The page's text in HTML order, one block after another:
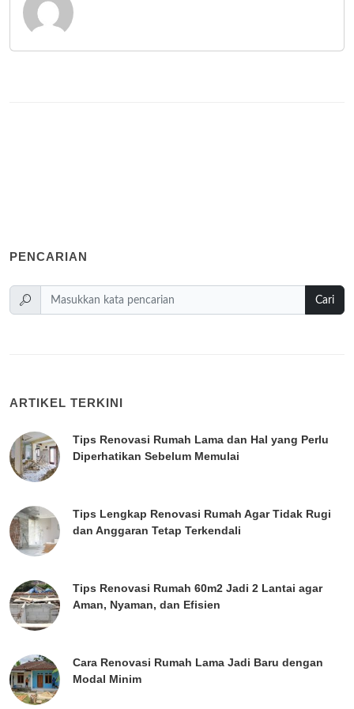
PENCARIAN
Cari
ARTIKEL TERKINI
Tips Renovasi Rumah Lama dan Hal yang Perlu
Diperhatikan Sebelum Memulai
Tips Lengkap Renovasi Rumah Agar Tidak Rugi
dan Anggaran Tetap Terkendali
Tips Renovasi Rumah 60m2 Jadi 2 Lantai agar
Aman, Nyaman, dan Efisien
Cara Renovasi Rumah Lama Jadi Baru dengan
Modal Minim